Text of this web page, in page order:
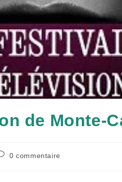
de Monte-
0 commentaire